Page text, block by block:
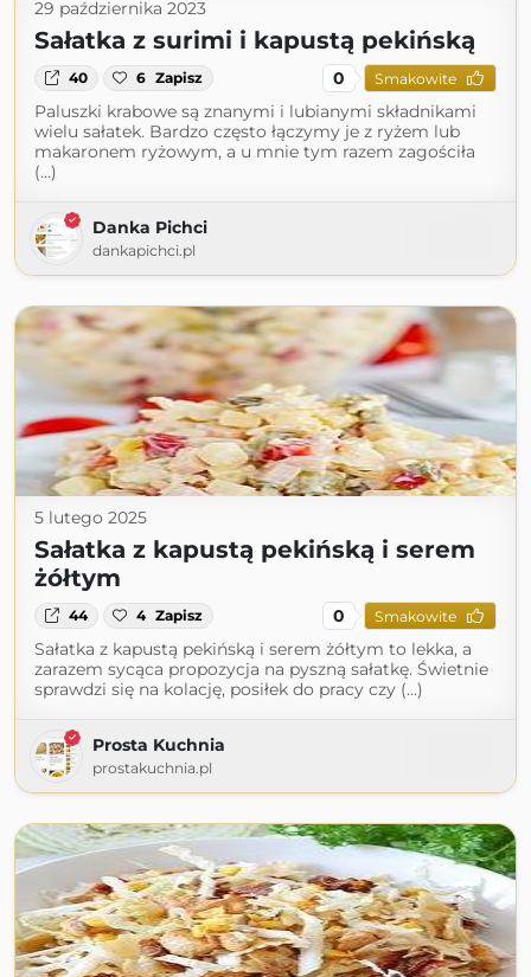
29 października 2023
Sałatka z surimi i kapustą pekińską
40 6 Zapisz 0 Smakowite
Paluszki krabowe są znanymi i lubianymi składnikami
wielu sałatek. Bardzo często łączymy je z ryżem lub
makaronem ryżowym, a u mnie tym razem zagościła
(...)
Danka Pichci
dankapichci.pl
5 lutego 2025
Sałatka z kapustą pekińską i serem
żółtym
44 4 Zapisz 0 Smakowite
Sałatka z kapustą pekińską i serem żółtym to lekka, a
zarazem sycąca propozycja na pyszną sałatkę. Świetnie
sprawdzi się na kolację, posiłek do pracy czy (...)
Prosta Kuchnia
prostakuchnia.pl